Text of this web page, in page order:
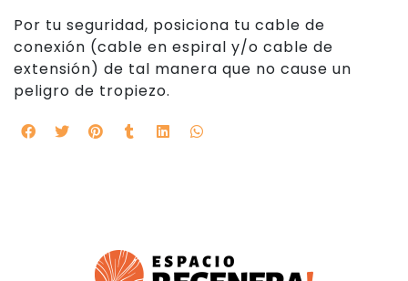
Por tu seguridad, posiciona tu cable de
conexión (cable en espiral y/o cable de
extensión) de tal manera que no cause un
peligro de tropiezo.